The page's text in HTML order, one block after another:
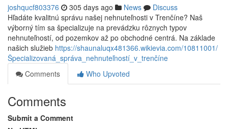
joshqucf803376 305 days ago News
Discuss
Hľadáte kvalitnú správu našej nehnuteľnosti v Trenčíne? Naš
výborný tím sa špecializuje na prevádzku rôznych typov
nehnuteľností, od pozemkov až po obchodné centrá. Na základe
našich služieb https://shaunaluqx481366.wikievia.com/10811001/
Špecializovaná_správa_nehnuteľností_v_trenčíne
Comments
Who Upvoted
Comments
Submit a Comment